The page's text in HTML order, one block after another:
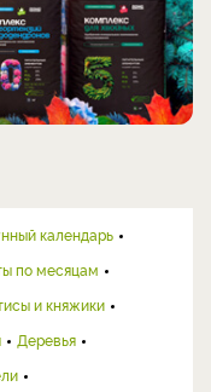
календарь
по месяцам
и княжики
Деревья